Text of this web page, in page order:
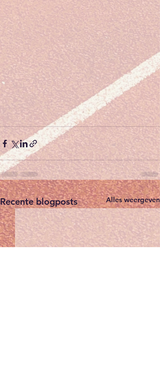
Recente blogposts Alles weergeven